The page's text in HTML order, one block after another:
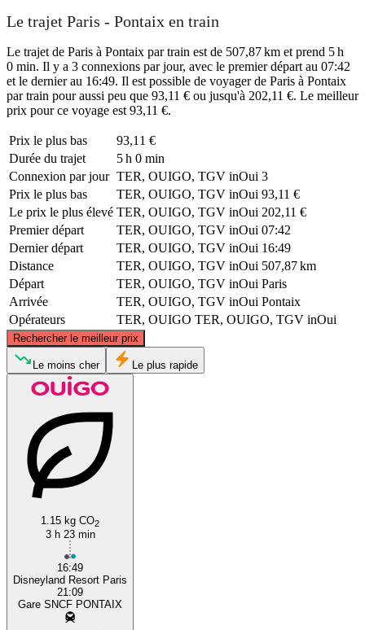
Le trajet Paris - Pontaix en train
Le trajet de Paris à Pontaix par train est de 507,87 km et prend 5 h
0 min. Il y a 3 connexions par jour, avec le premier départ au 07:42
et le dernier au 16:49. Il est possible de voyager de Paris à Pontaix
par train pour aussi peu que 93,11 € ou jusqu'à 202,11 €. Le meilleur
prix pour ce voyage est 93,11 €.
Prix ​​le plus bas
93,11 €
Durée du trajet
5 h 0 min
Connexion par jour TER, OUIGO, TGV inOui 3
Prix ​​le plus bas
TER, OUIGO, TGV inOui 93,11 €
Le prix le plus élevé TER, OUIGO, TGV inOui 202,11 €
Premier départ
TER, OUIGO, TGV inOui 07:42
Dernier départ
TER, OUIGO, TGV inOui 16:49
Distance
TER, OUIGO, TGV inOui 507,87 km
Départ
TER, OUIGO, TGV inOui Paris
Arrivée
TER, OUIGO, TGV inOui Pontaix
Opérateurs
TER, OUIGO TER, OUIGO, TGV inOui
Rechercher le meilleur prix
Paris
© CARTO, ©OpenStreetMapcontributors
Le moins cher Le plus rapide
1.15 kg CO2
3 h 23 min
16:49
Disneyland Resort Paris
21:09
Gare SNCF PONTAIX